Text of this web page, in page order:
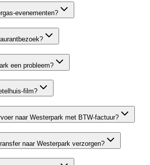
evenementen?
een probleem?
film?
naar Westerpark met BTW-factuur?
naar Westerpark verzorgen?